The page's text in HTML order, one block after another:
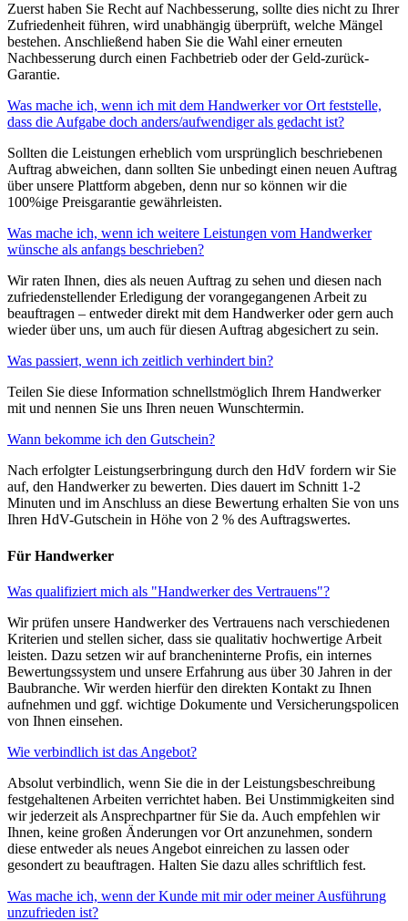
Zuerst haben Sie Recht auf Nachbesserung, sollte dies nicht zu Ihrer
Zufriedenheit führen, wird unabhängig überprüft, welche Mängel
bestehen. Anschließend haben Sie die Wahl einer erneuten
Nachbesserung durch einen Fachbetrieb oder der Geld-zurück-
Garantie.
Was mache ich, wenn ich mit dem Handwerker vor Ort feststelle,
dass die Aufgabe doch anders/aufwendiger als gedacht ist?
Sollten die Leistungen erheblich vom ursprünglich beschriebenen
Auftrag abweichen, dann sollten Sie unbedingt einen neuen Auftrag
über unsere Plattform abgeben, denn nur so können wir die
100%ige Preisgarantie gewährleisten.
Was mache ich, wenn ich weitere Leistungen vom Handwerker
wünsche als anfangs beschrieben?
Wir raten Ihnen, dies als neuen Auftrag zu sehen und diesen nach
zufriedenstellender Erledigung der vorangegangenen Arbeit zu
beauftragen – entweder direkt mit dem Handwerker oder gern auch
wieder über uns, um auch für diesen Auftrag abgesichert zu sein.
Was passiert, wenn ich zeitlich verhindert bin?
Teilen Sie diese Information schnellstmöglich Ihrem Handwerker
mit und nennen Sie uns Ihren neuen Wunschtermin.
Wann bekomme ich den Gutschein?
Nach erfolgter Leistungserbringung durch den HdV fordern wir Sie
auf, den Handwerker zu bewerten. Dies dauert im Schnitt 1-2
Minuten und im Anschluss an diese Bewertung erhalten Sie von uns
Ihren HdV-Gutschein in Höhe von 2 % des Auftragswertes.
Für Handwerker
Was qualifiziert mich als "Handwerker des Vertrauens"?
Wir prüfen unsere Handwerker des Vertrauens nach verschiedenen
Kriterien und stellen sicher, dass sie qualitativ hochwertige Arbeit
leisten. Dazu setzen wir auf brancheninterne Profis, ein internes
Bewertungssystem und unsere Erfahrung aus über 30 Jahren in der
Baubranche. Wir werden hierfür den direkten Kontakt zu Ihnen
aufnehmen und ggf. wichtige Dokumente und Versicherungspolicen
von Ihnen einsehen.
Wie verbindlich ist das Angebot?
Absolut verbindlich, wenn Sie die in der Leistungsbeschreibung
festgehaltenen Arbeiten verrichtet haben. Bei Unstimmigkeiten sind
wir jederzeit als Ansprechpartner für Sie da. Auch empfehlen wir
Ihnen, keine großen Änderungen vor Ort anzunehmen, sondern
diese entweder als neues Angebot einreichen zu lassen oder
gesondert zu beauftragen. Halten Sie dazu alles schriftlich fest.
Was mache ich, wenn der Kunde mit mir oder meiner Ausführung
unzufrieden ist?